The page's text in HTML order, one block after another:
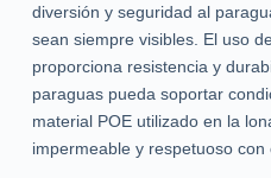
diversión y seguridad al
sean siempre visibles. El uso
proporciona resistencia y
paraguas pueda soportar
material POE utilizado en la
impermeable y respetuoso con